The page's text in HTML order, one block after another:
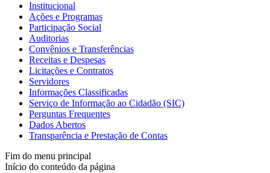
Institucional
Ações e Programas
Participação Social
Auditorias
Convênios e Transferências
Receitas e Despesas
Licitações e Contratos
Servidores
Informações Classificadas
Serviço de Informação ao Cidadão (SIC)
Perguntas Frequentes
Dados Abertos
Transparência e Prestação de Contas
Fim do menu principal
Início do conteúdo da página